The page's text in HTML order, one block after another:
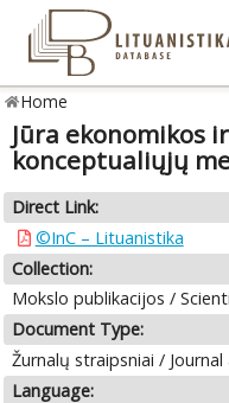
Home
Jūra ekonomikos
konceptualiųjų
Direct Link:
©InC – Lituanistika
Collection:
Mokslo publikacijos /
Document Type:
Žurnalų straipsniai / Journal
Language: